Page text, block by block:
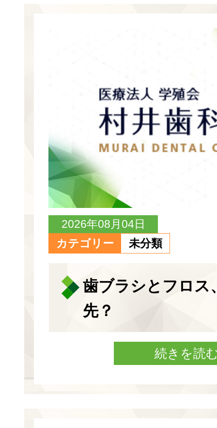
2026年08月04日
カテゴリー
未分類
歯ブラシとフロス
先？
続きを読